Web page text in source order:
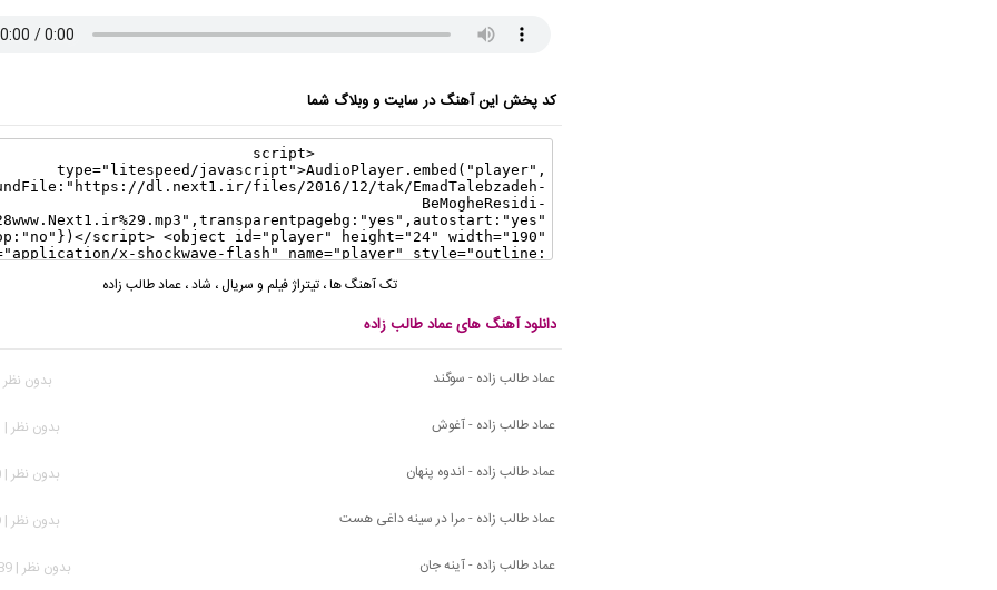
کد پخش این آهنگ در سایت و وبلاگ شما
تک آهنگ ها،تیتراژ فیلم و سریال ، شاد،عماد طالب زاده
دانلود آهنگ های عماد طالب زاده
عماد طالب زاده - سوگند
بدون نظر | 98
عماد طالب زاده - آغوش
بدون نظر | 413 بازدید
عماد طالب زاده - اندوه پنهان
بدون نظر | 520 بازدید
عماد طالب زاده - مرا در سینه داغی هست
بدون نظر | 579 بازدید
عماد طالب زاده - آینه جان
بدون نظر | 1,089 بازدید